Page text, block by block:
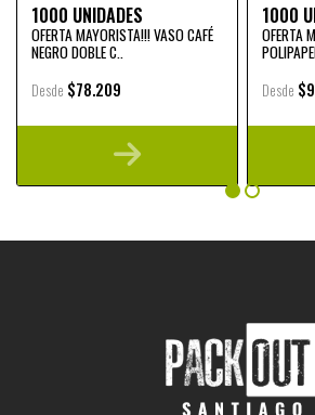
1000 UNIDADES
OFERTA MAYORISTA!!! VASO CAFÉ
NEGRO DOBLE C..
Desde $78.209
1000
OFERTA
Desde